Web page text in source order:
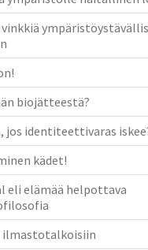
biojätteestä?
jos identiteettivaras
kädet!
eli elämää helpottava
ilmastotalkoisiin